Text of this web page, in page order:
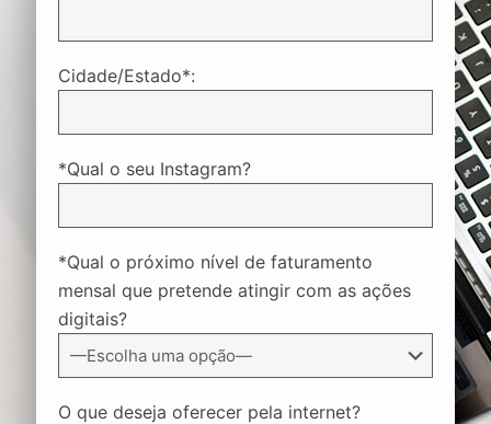
Cidade/Estado*:
*Qual o seu Instagram?
*Qual o próximo nível de faturamento
mensal que pretende atingir com as ações
digitais?
O que deseja oferecer pela internet?